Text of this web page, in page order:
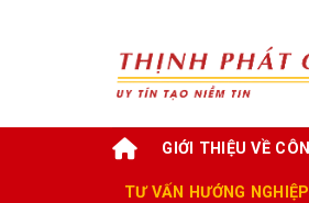
GIỚI THIỆU VỀ
TƯ VẤN HƯỚNG NGHIỆP